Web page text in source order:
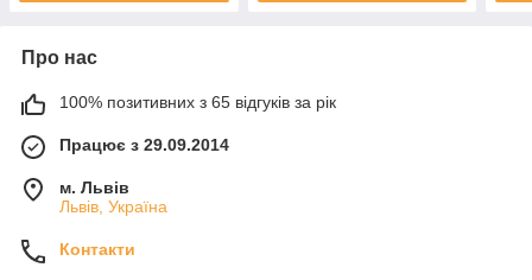
Про нас
100% позитивних з 65 відгуків за рік
Працює з 29.09.2014
м. Львів
Львів, Україна
Контакти